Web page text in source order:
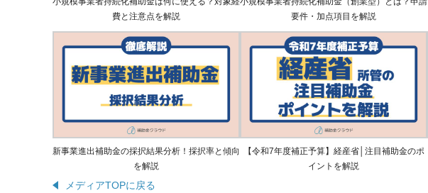
費と注意点を解説
要件・加点項目を解説
新事業進出補助金の採択結果分析！採択率と傾向
を解説
【令和7年度補正予算】経産省│注目補助金のポ
イントを解説
メディアTOPに戻る